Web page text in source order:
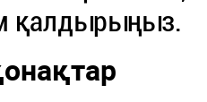
қалдырыңыз.